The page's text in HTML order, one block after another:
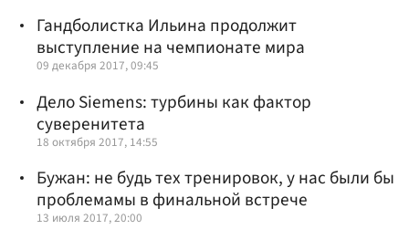
Гандболистка Ильина продолжит
выступление на чемпионате мира
09 декабря 2017, 09:45
Дело Siemens: турбины как фактор
суверенитета
18 октября 2017, 14:55
Бужан: не будь тех тренировок, у нас были бы
проблемамы в финальной встрече
13 июля 2017, 20:00